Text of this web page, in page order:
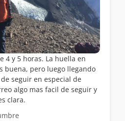
4 y 5 horas. La huella en
buena, pero luego llegando
seguir en especial de
algo mas facil de seguir y
clara.